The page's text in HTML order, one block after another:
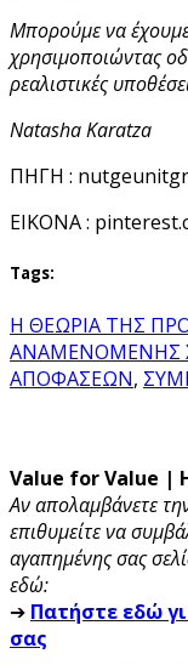
Μπορούμε να
χρησιμοποιώντας
ρεαλιστικές
Natasha Karatza
ΠΗΓΗ :
EIKONA :
Tags:
Η ΘΕΩΡΙΑ ΤΗΣ
ΑΝΑΜΕΝΟΜΕΝΗΣ
ΑΠΟΦΑΣΕΩΝ,
Value for Value |
Αν απολαμβάνετε
επιθυμείτε να
αγαπημένης σας
εδώ:
➔ Πατήστε εδώ
σας